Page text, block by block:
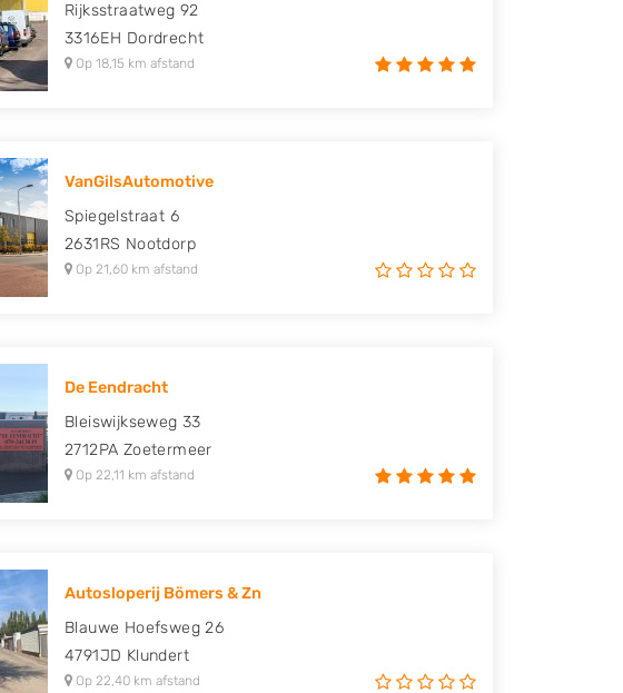
Rijksstraatweg 92
3316EH Dordrecht
Op 18,15 km afstand
VanGilsAutomotive
Spiegelstraat 6
2631RS Nootdorp
Op 21,60 km afstand
De Eendracht
Bleiswijkseweg 33
2712PA Zoetermeer
Op 22,11 km afstand
Autosloperij Bömers & Zn
Blauwe Hoefsweg 26
4791JD Klundert
Op 22,40 km afstand